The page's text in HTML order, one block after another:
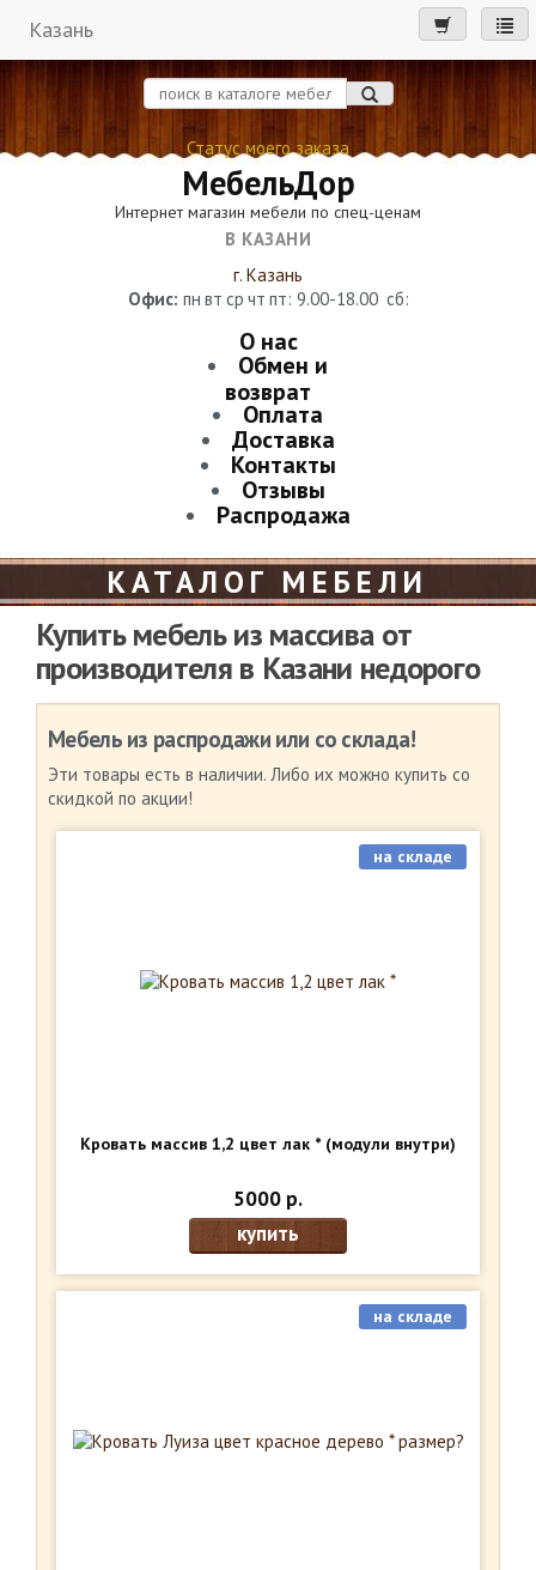
Казань
Статус моего заказа
МебельДор
Интернет магазин мебели по спец-ценам
В КАЗАНИ
г. Казань
Офис: пн вт ср чт пт: 9.00-18.00 сб:
О нас
Обмен и
возврат
Оплата
Доставка
Контакты
Отзывы
Распродажа
КАТАЛОГ МЕБЕЛИ
Купить мебель из массива от
производителя в Казани недорого
Мебель из распродажи или со склада!
Эти товары есть в наличии. Либо их можно купить со
скидкой по акции!
Кровать массив 1,2 цвет лак *(модули внутри)
на складе
5000 р.
купить
на складе